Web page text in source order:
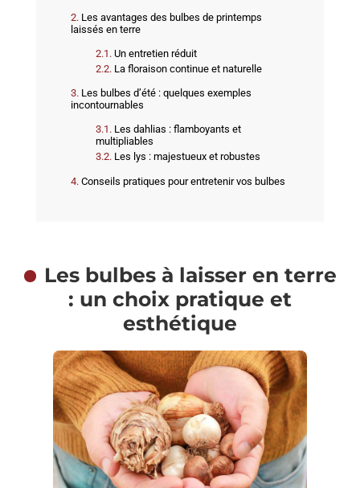
Les avantages des bulbes de printemps
laissés en terre
Un entretien réduit
La floraison continue et naturelle
Les bulbes d’été : quelques exemples
incontournables
Les dahlias : flamboyants et
multipliables
Les lys : majestueux et robustes
Conseils pratiques pour entretenir vos bulbes
Les bulbes à laisser en terre
: un choix pratique et
esthétique